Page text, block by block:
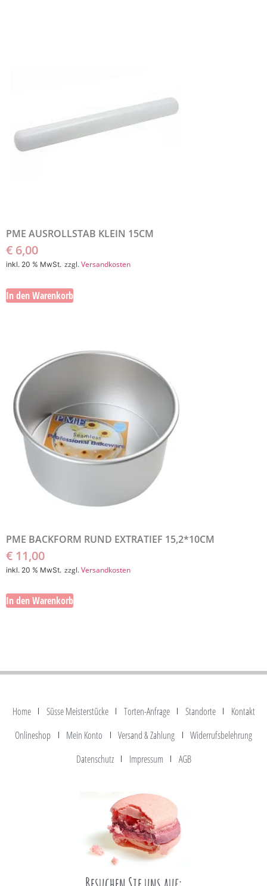
PME AUSROLLSTAB KLEIN 15CM
€ 6,00
inkl. 20 % MwSt. zzgl.Versandkosten
In den Warenkorb
PME BACKFORM RUND EXTRATIEF 15,2*10CM
€ 11,00
inkl. 20 % MwSt. zzgl.Versandkosten
In den Warenkorb
Home Süsse Meisterstücke Torten-Anfrage Standorte
Kontakt
Onlineshop
Mein Konto Versand & Zahlung
Widerrufsbelehrung
Datenschutz
Impressum AGB